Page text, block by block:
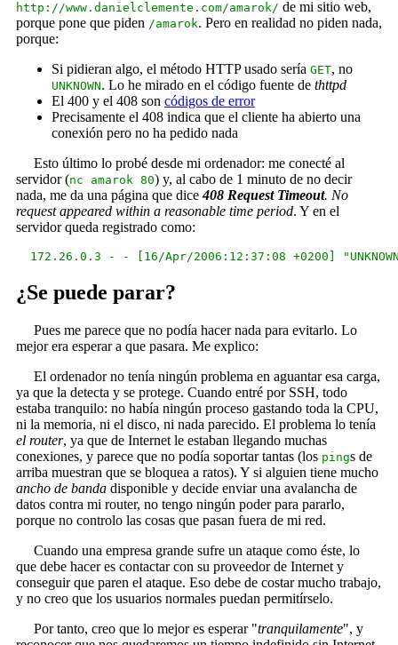
http://www.danielclemente.com/amarok/ de mi sitio web,
porque pone que piden /amarok. Pero en realidad no piden nada,
porque:
Si pidieran algo, el método HTTP usado sería GET, no
UNKNOWN. Lo he mirado en el código fuente de thttpd
El 400 y el 408 son códigos de error
Precisamente el 408 indica que el cliente ha abierto una
conexión pero no ha pedido nada
Esto último lo probé desde mi ordenador: me conecté al
servidor (nc amarok 80) y, al cabo de 1 minuto de no decir
nada, me da una página que dice408 Request Timeout. No
request appeared within a reasonable time period. Y en el
servidor queda registrado como:
¿Se puede parar?
Pues me parece que no podía hacer nada para evitarlo. Lo
mejor era esperar a que pasara. Me explico:
El ordenador no tenía ningún problema en aguantar esa carga,
ya que la detecta y se protege. Cuando entré por SSH, todo
estaba tranquilo: no había ningún proceso gastando toda la CPU,
ni la memoria, ni el disco, ni nada parecido. El problema lo tenía
el router, ya que de Internet le estaban llegando muchas
conexiones, y parece que no podía soportar tantas (los pings de
arriba muestran que se bloquea a ratos). Y si alguien tiene mucho
ancho de bandadisponible y decide enviar una avalancha de
datos contra mi router, no tengo ningún poder para pararlo,
porque no controlo las cosas que pasan fuera de mi red.
Cuando una empresa grande sufre un ataque como éste, lo
que debe hacer es contactar con su proveedor de Internet y
conseguir que paren el ataque. Eso debe de costar mucho trabajo,
y no creo que los usuarios normales puedan permitírselo.
Por tanto, creo que lo mejor es esperar "tranquilamente", y